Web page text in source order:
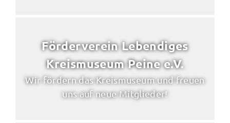
Förderverein Lebendiges
Kreismuseum Peine e.V.
Wir fördern das Kreismuseum und freuen
uns auf neue Mitglieder!